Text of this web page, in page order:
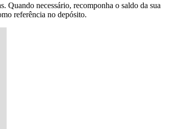
Quando necessário, recomponha o saldo da sua
referência no depósito.